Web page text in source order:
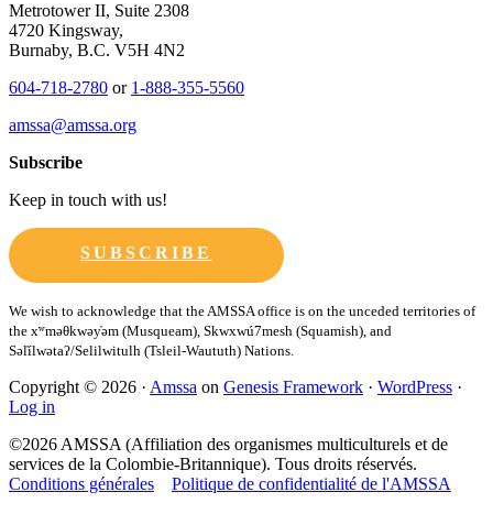
Metrotower II, Suite 2308
4720 Kingsway,
Burnaby, B.C. V5H 4N2
604-718-2780 or 1-888-355-5560
amssa@amssa.org
Subscribe
Keep in touch with us!
SUBSCRIBE
Copyright © 2026 · Amssa on Genesis Framework · WordPress ·
Log in
©2026 AMSSA (Affiliation des organismes multiculturels et de
services de la Colombie-Britannique). Tous droits réservés.
Conditions générales
Politique de confidentialité de l'AMSSA